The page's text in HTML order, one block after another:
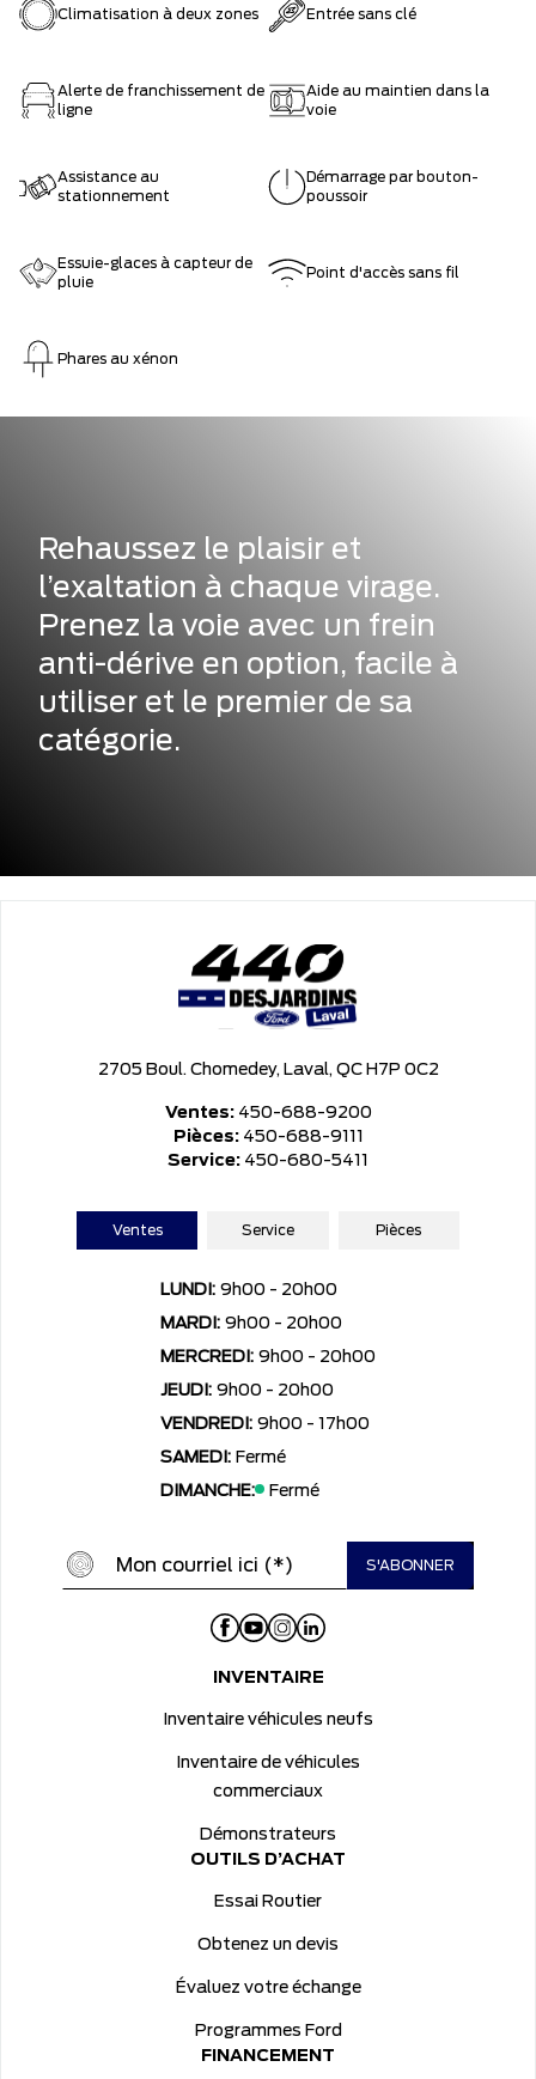
Climatisation à deux zones Entrée sans clé
Alerte de franchissement de
ligne
Aide au maintien dans la
voie
Assistance au
stationnement
Démarrage par bouton-
poussoir
Essuie-glaces à capteur de
pluie
Point d'accès sans fil
Phares au xénon
Rehaussez le plaisir et
l’exaltation à chaque virage.
Prenez la voie avec un frein
anti-dérive en option, facile à
utiliser et le premier de sa
catégorie.
2705 Boul. Chomedey, Laval, QC H7P 0C2
Ventes: 450-688-9200
Pièces: 450-688-9111
Service: 450-680-5411
Ventes Service Pièces
LUNDI: 9h00 - 20h00
MARDI: 9h00 - 20h00
MERCREDI: 9h00 - 20h00
JEUDI: 9h00 - 20h00
VENDREDI: 9h00 - 17h00
SAMEDI: Fermé
DIMANCHE:
Fermé
INVENTAIRE
Inventaire véhicules neufs
Inventaire de véhicules
commerciaux
Démonstrateurs
OUTILS D’ACHAT
Essai Routier
Obtenez un devis
Évaluez votre échange
Programmes Ford
FINANCEMENT